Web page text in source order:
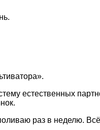
естественных
раз в неделю.